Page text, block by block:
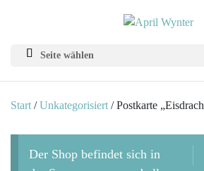
Seite wählen
Start /Unkategorisiert / Postkarte
Der Shop befindet sich in